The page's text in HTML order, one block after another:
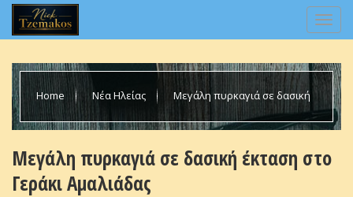
Home Νέα Ηλείας Μεγάλη πυρκαγιά σε δασική
Μεγάλη πυρκαγιά σε δασική έκταση στο
Γεράκι Αμαλιάδας